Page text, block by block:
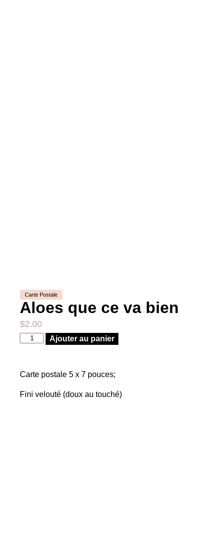
Carte Postale
Aloes que ce va bien
$2.00
Ajouter au panier
Carte postale 5 x 7 pouces;
Fini velouté (doux au touché)